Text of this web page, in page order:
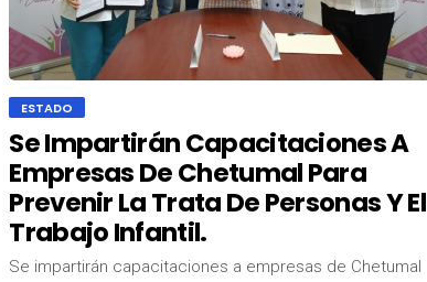
ESTADO
Se Impartirán Capacitaciones A
Empresas De Chetumal Para
Prevenir La Trata De Personas Y El
Trabajo Infantil.
Se impartirán capacitaciones a empresas de Chetumal